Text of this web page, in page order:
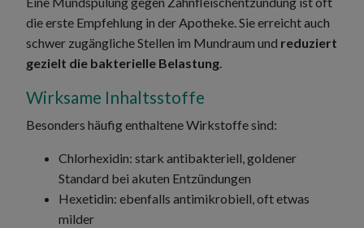
die erste Empfehlung in der Apotheke. Sie erreicht auch
schwer zugängliche Stellen im Mundraum und reduziert
gezielt die bakterielle Belastung.
Wirksame Inhaltsstoffe
Besonders häufig enthaltene Wirkstoffe sind:
Chlorhexidin: stark antibakteriell, goldener
Standard bei akuten Entzündungen
Hexetidin: ebenfalls antimikrobiell, oft etwas
milder